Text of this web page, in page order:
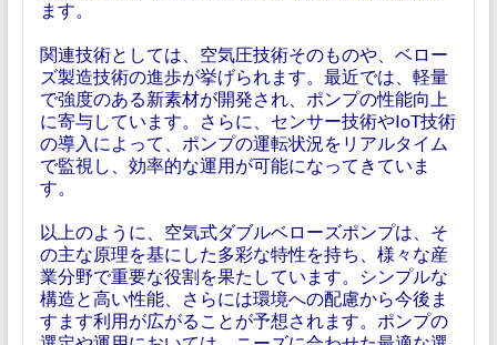
ます。
関連技術としては、空気圧技術そのものや、ベロー
ズ製造技術の進歩が挙げられます。最近では、軽量
で強度のある新素材が開発され、ポンプの性能向上
に寄与しています。さらに、センサー技術やIoT技術
の導入によって、ポンプの運転状況をリアルタイム
で監視し、効率的な運用が可能になってきていま
す。
以上のように、空気式ダブルベローズポンプは、そ
の主な原理を基にした多彩な特性を持ち、様々な産
業分野で重要な役割を果たしています。シンプルな
構造と高い性能、さらには環境への配慮から今後ま
すます利用が広がることが予想されます。ポンプの